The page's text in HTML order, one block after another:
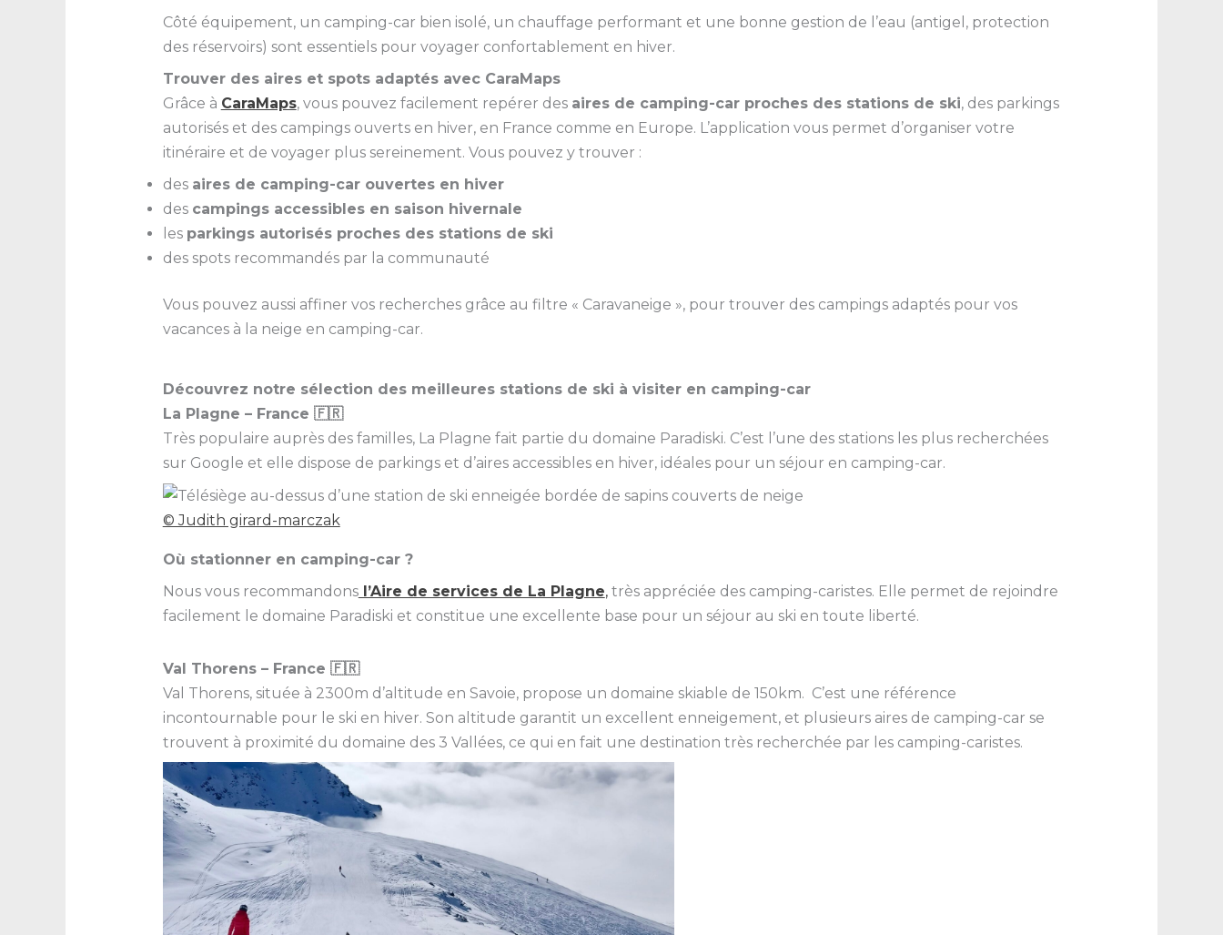
Côté équipement, un camping-car bien isolé, un chauffage performant et une bonne gestion de l’eau (antigel, protection
des réservoirs) sont essentiels pour voyager confortablement en hiver.
Trouver des aires et spots adaptés avec CaraMaps
Grâce à CaraMaps, vous pouvez facilement repérer des aires de camping-car proches des stations de ski, des parkings
autorisés et des campings ouverts en hiver, en France comme en Europe. L’application vous permet d’organiser votre
itinéraire et de voyager plus sereinement. Vous pouvez y trouver :
des aires de camping-car ouvertes en hiver
des campings accessibles en saison hivernale
les parkings autorisés proches des stations de ski
des spots recommandés par la communauté
Vous pouvez aussi affiner vos recherches grâce au filtre « Caravaneige », pour trouver des campings adaptés pour vos
vacances à la neige en camping-car.
Découvrez notre sélection des meilleures stations de ski à visiter en camping-car
La Plagne – France 🇫🇷
Très populaire auprès des familles, La Plagne fait partie du domaine Paradiski. C’est l’une des stations les plus recherchées
sur Google et elle dispose de parkings et d’aires accessibles en hiver, idéales pour un séjour en camping-car.
© Judith girard-marczak
Où stationner en camping-car ?
Nous vous recommandonsl’Aire de services de La Plagne,très appréciée des camping-caristes. Elle permet de rejoindre
facilement le domaine Paradiski et constitue une excellente base pour un séjour au ski en toute liberté.
Val Thorens – France 🇫🇷
Val Thorens, située à 2300m d’altitude en Savoie, propose un domaine skiable de 150km. C’est une référence
incontournable pour le ski en hiver. Son altitude garantit un excellent enneigement, et plusieurs aires de camping-car se
trouvent à proximité du domaine des 3 Vallées, ce qui en fait une destination très recherchée par les camping-caristes.